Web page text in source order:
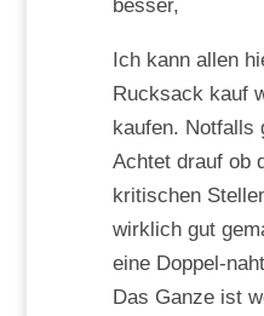
besser,
Ich kann allen
Rucksack kauf
kaufen. Notfalls
Achtet drauf ob
kritischen
wirklich gut
eine Doppel-
Das Ganze ist